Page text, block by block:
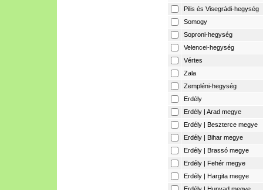
Pilis és Visegrádi-hegység
Somogy
Soproni-hegység
Velencei-hegység
Vértes
Zala
Zempléni-hegység
Erdély
Erdély | Arad megye
Erdély | Beszterce megye
Erdély | Bihar megye
Erdély | Brassó megye
Erdély | Fehér megye
Erdély | Hargita megye